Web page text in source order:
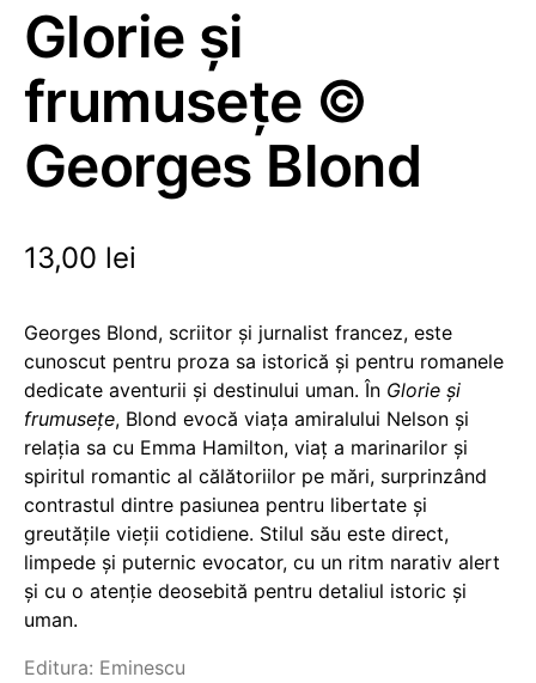
Glorie și
frumusețe ©
Georges Blond
13,00 lei
Georges Blond, scriitor și jurnalist francez, este
cunoscut pentru proza sa istorică și pentru romanele
dedicate aventurii și destinului uman. În Glorie și
frumusețe, Blond evocă viața amiralului Nelson și
relația sa cu Emma Hamilton, viaț a marinarilor și
spiritul romantic al călătoriilor pe mări, surprinzând
contrastul dintre pasiunea pentru libertate și
greutățile vieții cotidiene. Stilul său este direct,
limpede și puternic evocator, cu un ritm narativ alert
și cu o atenție deosebită pentru detaliul istoric și
uman.
Editura: Eminescu